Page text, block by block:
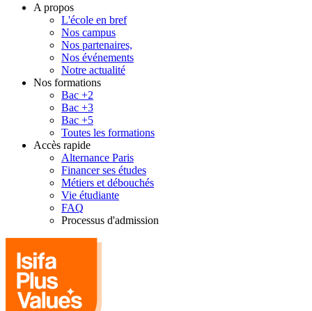
A propos
L'école en bref
Nos campus
Nos partenaires,
Nos événements
Notre actualité
Nos formations
Bac +2
Bac +3
Bac +5
Toutes les formations
Accès rapide
Alternance Paris
Financer ses études
Métiers et débouchés
Vie étudiante
FAQ
Processus d'admission